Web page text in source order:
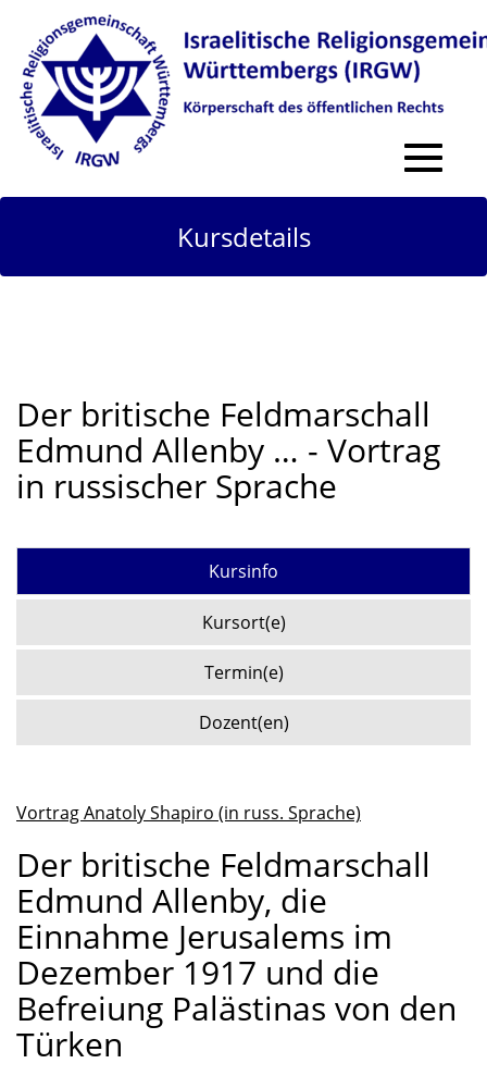
Toggle
Kursdetails
Der britische Feldmarschall
Edmund Allenby … - Vortrag
in russischer Sprache
Kursinfo
Kursort(e)
Termin(e)
Dozent(en)
Vortrag Anatoly Shapiro (in russ. Sprache)
Der britische Feldmarschall
Edmund Allenby, die
Einnahme Jerusalems im
Dezember 1917 und die
Befreiung Palästinas von den
Türken